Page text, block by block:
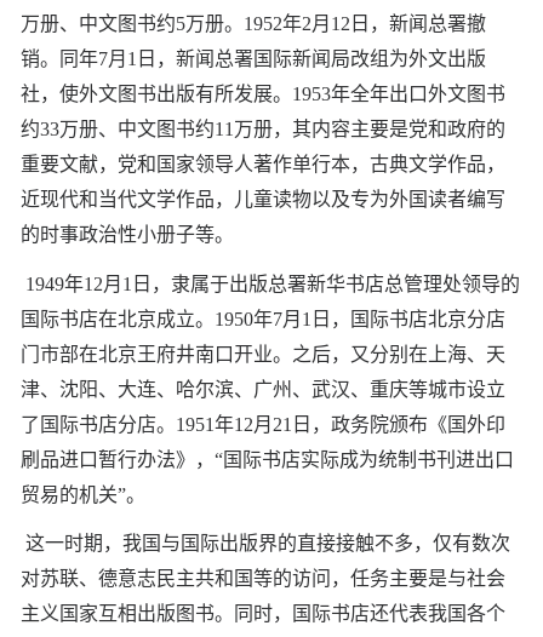
万册、中文图书约5万册。1952年2月12日，新闻总署撤
销。同年7月1日，新闻总署国际新闻局改组为外文出版
社，使外文图书出版有所发展。1953年全年出口外文图书
约33万册、中文图书约11万册，其内容主要是党和政府的
重要文献，党和国家领导人著作单行本，古典文学作品，
近现代和当代文学作品，儿童读物以及专为外国读者编写
的时事政治性小册子等。
1949年12月1日，隶属于出版总署新华书店总管理处领导的
国际书店在北京成立。1950年7月1日，国际书店北京分店
门市部在北京王府井南口开业。之后，又分别在上海、天
津、沈阳、大连、哈尔滨、广州、武汉、重庆等城市设立
了国际书店分店。1951年12月21日，政务院颁布《国外印
刷品进口暂行办法》，“国际书店实际成为统制书刊进出口
贸易的机关”。
这一时期，我国与国际出版界的直接接触不多，仅有数次
对苏联、德意志民主共和国等的访问，任务主要是与社会
主义国家互相出版图书。同时，国际书店还代表我国各个